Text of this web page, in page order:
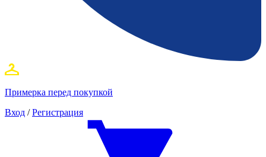
Примерка перед покупкой
Вход / Регистрация